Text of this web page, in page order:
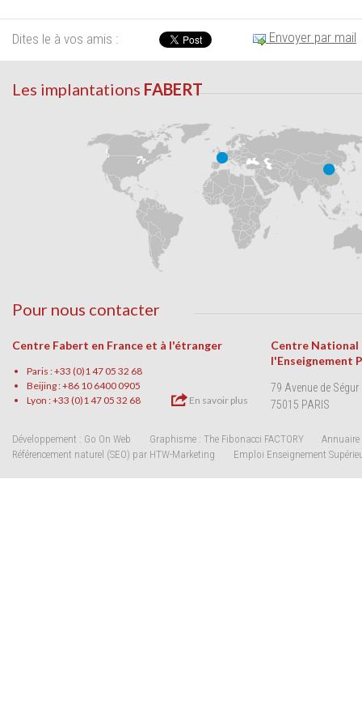
Dites le à vos amis : Envoyer par mail
Les implantations FABERT
Pour nous contacter
Centre Fabert en France et à l'étranger
Paris : +33 (0)1 47 05 32 68
Beijing : +86 10 6400 0905
Lyon : +33 (0)1 47 05 32 68
En savoir plus
Centre National
l'Enseignement
79 Avenue de Ségur
75015 PARIS
Développement : Go On Web Graphisme : The Fibonacci FACTORY
Annuaire
Référencement naturel (SEO) par HTW-Marketing
Emploi Enseignement